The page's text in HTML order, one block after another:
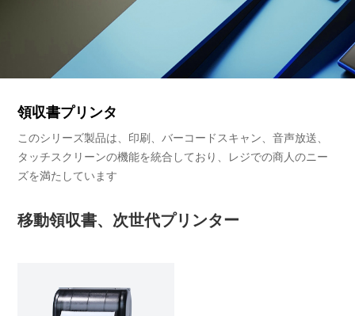
領収書プリンタ
このシリーズ製品は、印刷、バーコードスキャン、音声放送、
タッチスクリーンの機能を統合しており、レジでの商人のニー
ズを満たしています
移動領収書、次世代プリンター